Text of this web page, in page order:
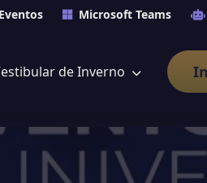
Microsoft Teams
de Inverno